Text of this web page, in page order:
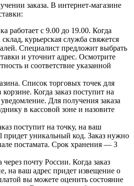
заказа. В интернет-магазине
работает с 9.00 до 19.00. Когда
курьерская служба свяжется
Специалист предложит выбрать
и уточнит адрес. Осмотрите
и соответствие указанной
Список торговых точек для
Когда заказ поступит на
Для получения заказа
в кассовой зоне и назовите
поступит на точку, на ваш
придет уникальный код. Заказ нужно
постамата. Срок хранения — 3
через почту России. Когда заказ
на ваш адрес придет извещение о
вы можете оценить состояние